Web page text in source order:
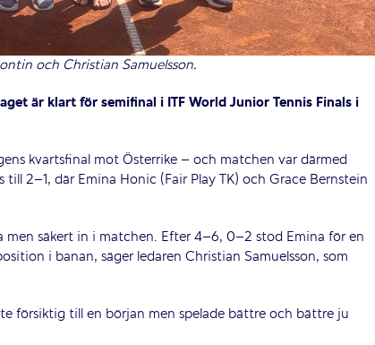
och Christian Samuelsson.
är klart för semifinal i ITF World Junior Tennis Finals i
kvartsfinal mot Österrike – och matchen var därmed
2–1, där Emina Honic (Fair Play TK) och Grace Bernstein
säkert in i matchen. Efter 4–6, 0–2 stod Emina för en
i banan, säger ledaren Christian Samuelsson, som
försiktig till en början men spelade bättre och bättre ju